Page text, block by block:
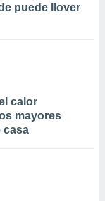
puede llover
calor
mayores
casa